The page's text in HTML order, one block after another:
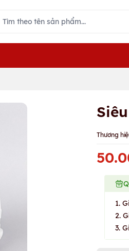
Thương
1.
2.
3.